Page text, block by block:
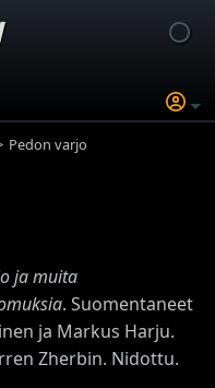
Pedon varjo
ja muita
. Suomentaneet
ja Markus Harju.
Zherbin. Nidottu.